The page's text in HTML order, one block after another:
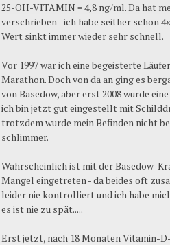
25-OH-VITAMIN = 4,8 ng/ml. Da hat
verschrieben - ich habe seither schon
Wert sinkt immer wieder sehr schnell.
Vor 1997 war ich eine begeisterte
Marathon. Doch von da an ging es
von Basedow, aber erst 2008 wurde
ich bin jetzt gut eingestellt mit
trotzdem wurde mein Befinden nicht
schlimmer.
Wahrscheinlich ist mit der Basedow-
Mangel eingetreten - da beides oft
leider nie kontrolliert und ich habe
es ist nie zu spät.....
Erst jetzt, nach 18 Monaten Vitamin-